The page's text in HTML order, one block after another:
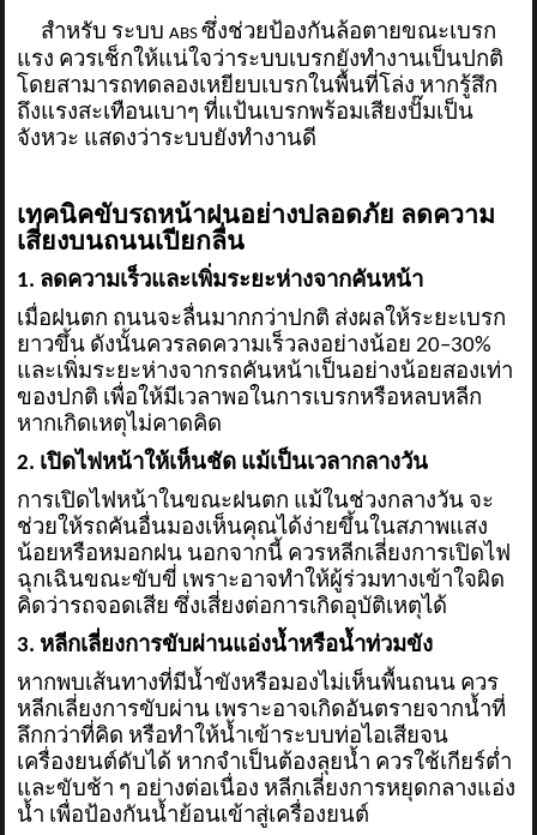
สำหรับ ระบบABSซึ่งช่วยป้องกันล้อตายขณะเบรก
แรง ควรเช็กให้แน่ใจว่าระบบเบรกยังทำงานเป็นปกติ
โดยสามารถทดลองเหยียบเบรกในพื้นที่โล่ง หากรู้สึก
ถึงแรงสะเทือนเบาๆ ที่แป้นเบรกพร้อมเสียงปั๊มเป็น
จังหวะ แสดงว่าระบบยังทำงานดี
เทคนิคขับรถหน้าฝนอย่างปลอดภัย ลดความ
เสี่ยงบนถนนเปียกลื่น
1. ลดความเร็วและเพิ่มระยะห่างจากคันหน้า
เมื่อฝนตก ถนนจะลื่นมากกว่าปกติ ส่งผลให้ระยะเบรก
ยาวขึ้น ดังนั้นควรลดความเร็วลงอย่างน้อย 20–30%
และเพิ่มระยะห่างจากรถคันหน้าเป็นอย่างน้อยสองเท่า
ของปกติ เพื่อให้มีเวลาพอในการเบรกหรือหลบหลีก
หากเกิดเหตุไม่คาดคิด
2. เปิดไฟหน้าให้เห็นชัด แม้เป็นเวลากลางวัน
การเปิดไฟหน้าในขณะฝนตก แม้ในช่วงกลางวัน จะ
ช่วยให้รถคันอื่นมองเห็นคุณได้ง่ายขึ้นในสภาพแสง
น้อยหรือหมอกฝน นอกจากนี้ ควรหลีกเลี่ยงการเปิดไฟ
ฉุกเฉินขณะขับขี่ เพราะอาจทำให้ผู้ร่วมทางเข้าใจผิด
คิดว่ารถจอดเสีย ซึ่งเสี่ยงต่อการเกิดอุบัติเหตุได้
3. หลีกเลี่ยงการขับผ่านแอ่งน้ำหรือน้ำท่วมขัง
หากพบเส้นทางที่มีน้ำขังหรือมองไม่เห็นพื้นถนน ควร
หลีกเลี่ยงการขับผ่าน เพราะอาจเกิดอันตรายจากน้ำที่
ลึกกว่าที่คิด หรือทำให้น้ำเข้าระบบท่อไอเสียจน
เครื่องยนต์ดับได้ หากจำเป็นต้องลุยน้ำ ควรใช้เกียร์ต่ำ
และขับช้า ๆ อย่างต่อเนื่อง หลีกเลี่ยงการหยุดกลางแอ่ง
น้ำ เพื่อป้องกันน้ำย้อนเข้าสู่เครื่องยนต์